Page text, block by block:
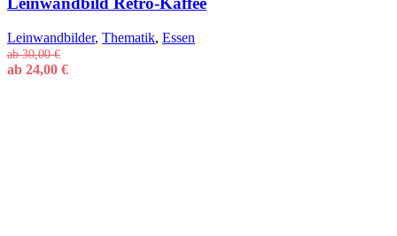
Leinwandbilder, Thematik, Essen
ab30,00€
ab 24,00 €